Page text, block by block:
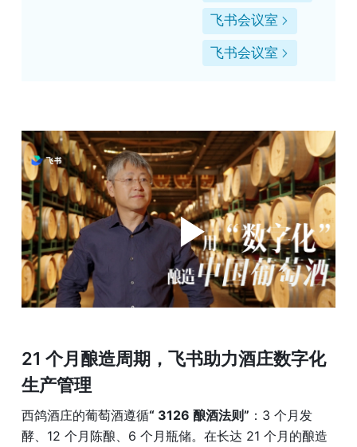
飞书会议室
飞书会议室
21 个月酿造周期，飞书助力酒庄数字化
生产管理
西鸽酒庄的葡萄酒遵循“ 3126 酿酒法则” ：3 个月发
酵、12 个月陈酿、6 个月瓶储。在长达 21 个月的酿造